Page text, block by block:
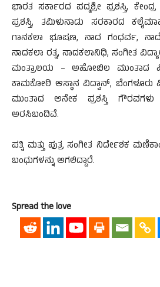
ಭಾರತ ಸರ್ಕಾರದ ಪದ್ಮಶ್ರೀ ಪ್ರಶಸ್ತಿ,
ಪ್ರಶಸ್ತಿ, ತಮಿಳುನಾಡು ಸರಕಾರದ
ಗಾನಕಲಾ ಭೂಷಣ, ನಾದ ಗಂಧರ್ವ,
ನಾದಕಲಾ ರತ್ನ, ನಾದಕಲಾನಿಧಿ, ಸಂಗೀತ
ಮಂತ್ರಾಲಯ – ಅಹೋಬಿಲ ಮುಂತಾದ
ಕಾಮಕೋಠಿ ಆಸ್ಥಾನ ವಿದ್ವಾನ್, ಬೆಂಗಳೂರು
ಮುಂತಾದ ಅನೇಕ ಪ್ರಶಸ್ತಿ ಗೌರವಗಳು
ಅರಸಿಬಂದಿವೆ.
ಪತ್ನಿ ಮತ್ತು ಪುತ್ರ ಸಂಗೀತ ನಿರ್ದೇಶಕ
ಬಂಧುಗಳನ್ನು ಅಗಲಿದ್ದಾರೆ.
Spread the love